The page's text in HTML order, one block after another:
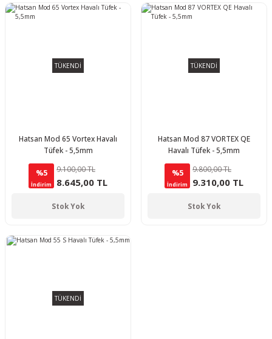
TÜKENDİ
Hatsan Mod 65 Vortex Havalı
Tüfek - 5,5mm
%5
İndirim
9.100,00 TL
8.645,00 TL
Stok Yok
TÜKENDİ
Hatsan Mod 87 VORTEX QE
Havalı Tüfek - 5,5mm
%5
İndirim
9.800,00 TL
9.310,00 TL
Stok Yok
TÜKENDİ